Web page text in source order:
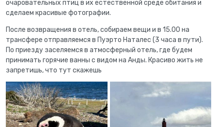
очаровательных птиц в их естественной среде обитания и
сделаем красивые фотографии.
После возвращения в отель, собираем вещи и в 15.00 на
трансфере отправляемся в Пуэрто Наталес (3 часа в пути).
По приезду заселяемся в атмосферный отель, где будем
принимать горячие ванны с видом на Анды. Красиво жить не
запретишь, что тут скажешь